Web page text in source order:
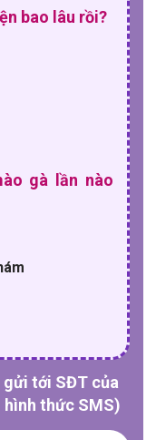
bao lâu rồi?
gà lần nào
gửi tới SĐT của
hình thức SMS)